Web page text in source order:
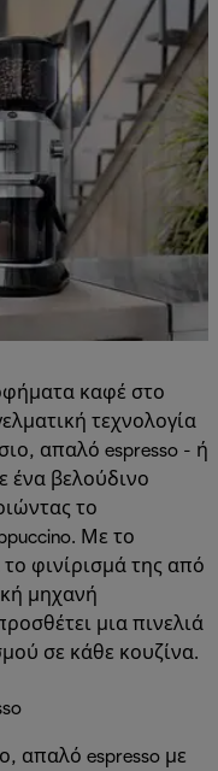
καφέ στο
τεχνολογία
απαλό espresso - ή
ένα βελούδινο
το
Με το
φινίρισμά της από
μηχανή
μια πινελιά
σε κάθε κουζίνα.
απαλό espresso με